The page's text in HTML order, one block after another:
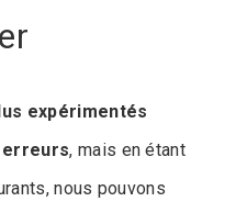
expérimentés
erreurs, mais en étant
nous pouvons